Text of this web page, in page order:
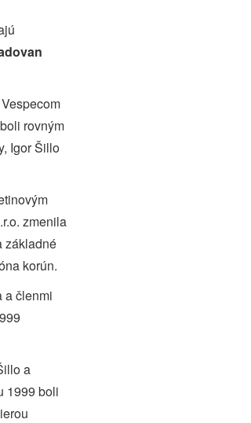
rovným
Igor Šillo
zmenila
základné
korún.
a členmi
a
1999 boli